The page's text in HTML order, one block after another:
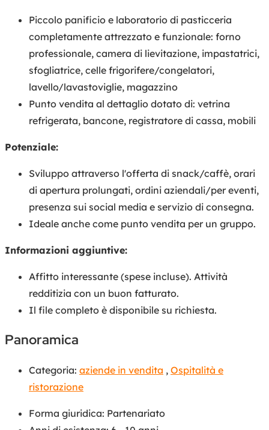
Piccolo panificio e laboratorio di pasticceria
completamente attrezzato e funzionale: forno
professionale, camera di lievitazione, impastatrici,
sfogliatrice, celle frigorifere/congelatori,
lavello/lavastoviglie, magazzino
Punto vendita al dettaglio dotato di: vetrina
refrigerata, bancone, registratore di cassa, mobili
Potenziale:
Sviluppo attraverso l'offerta di snack/caffè, orari
di apertura prolungati, ordini aziendali/per eventi,
presenza sui social media e servizio di consegna.
Ideale anche come punto vendita per un gruppo.
Informazioni aggiuntive:
Affitto interessante (spese incluse). Attività
redditizia con un buon fatturato.
Il file completo è disponibile su richiesta.
Panoramica
Categoria: aziende in vendita , Ospitalità e
ristorazione
Forma giuridica: Partenariato